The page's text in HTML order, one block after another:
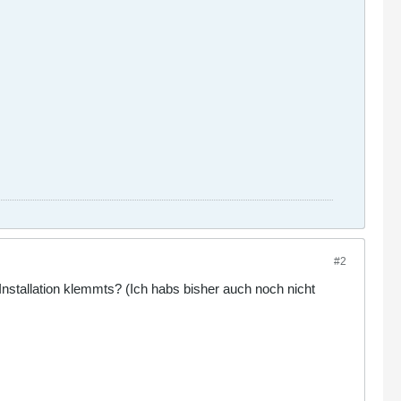
#2
klemmts? (Ich habs bisher auch noch nicht